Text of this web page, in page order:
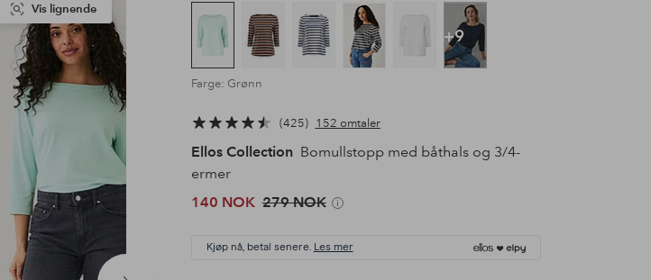
Vis lignende
+9
Farge: Grønn
425 152 omtaler
Ellos Collection Bomullstopp med båthals og 3/4-
ermer
140 NOK 279 NOK
Kjøp nå, betal senere. Les mer